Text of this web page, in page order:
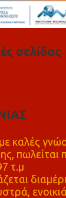
σελίδας
καλές
πωλείται
τ.μ